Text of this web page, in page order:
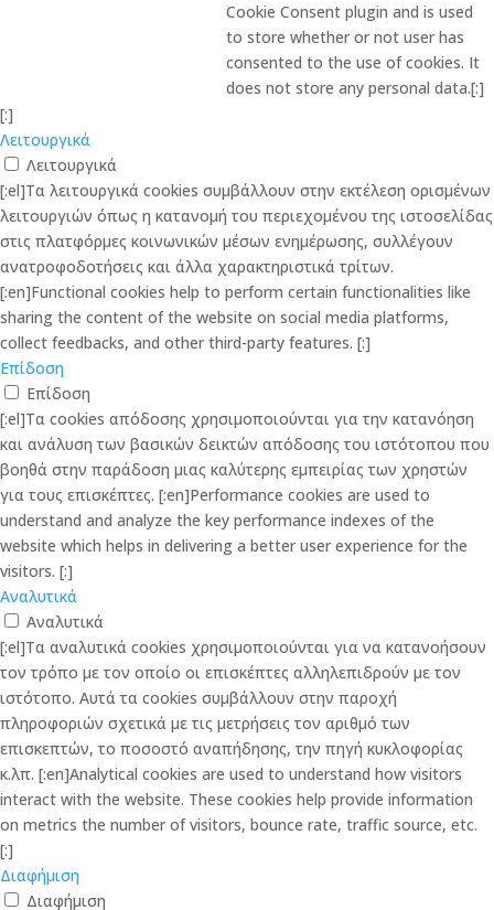
Cookie Consent plugin and is used
to store whether or not user has
consented to the use of cookies. It
does not store any personal data.[:]
[:]
Λειτουργικά
Λειτουργικά
[:el]Τα λειτουργικά cookies συμβάλλουν στην εκτέλεση ορισμένων
λειτουργιών όπως η κατανομή του περιεχομένου της ιστοσελίδας
στις πλατφόρμες κοινωνικών μέσων ενημέρωσης, συλλέγουν
ανατροφοδοτήσεις και άλλα χαρακτηριστικά τρίτων.
[:en]Functional cookies help to perform certain functionalities like
sharing the content of the website on social media platforms,
collect feedbacks, and other third-party features. [:]
Επίδοση
Επίδοση
[:el]Τα cookies απόδοσης χρησιμοποιούνται για την κατανόηση
και ανάλυση των βασικών δεικτών απόδοσης του ιστότοπου που
βοηθά στην παράδοση μιας καλύτερης εμπειρίας των χρηστών
για τους επισκέπτες. [:en]Performance cookies are used to
understand and analyze the key performance indexes of the
website which helps in delivering a better user experience for the
visitors. [:]
Αναλυτικά
Αναλυτικά
[:el]Τα αναλυτικά cookies χρησιμοποιούνται για να κατανοήσουν
τον τρόπο με τον οποίο οι επισκέπτες αλληλεπιδρούν με τον
ιστότοπο. Αυτά τα cookies συμβάλλουν στην παροχή
πληροφοριών σχετικά με τις μετρήσεις τον αριθμό των
επισκεπτών, το ποσοστό αναπήδησης, την πηγή κυκλοφορίας
κ.λπ. [:en]Analytical cookies are used to understand how visitors
interact with the website. These cookies help provide information
on metrics the number of visitors, bounce rate, traffic source, etc.
[:]
Διαφήμιση
Διαφήμιση